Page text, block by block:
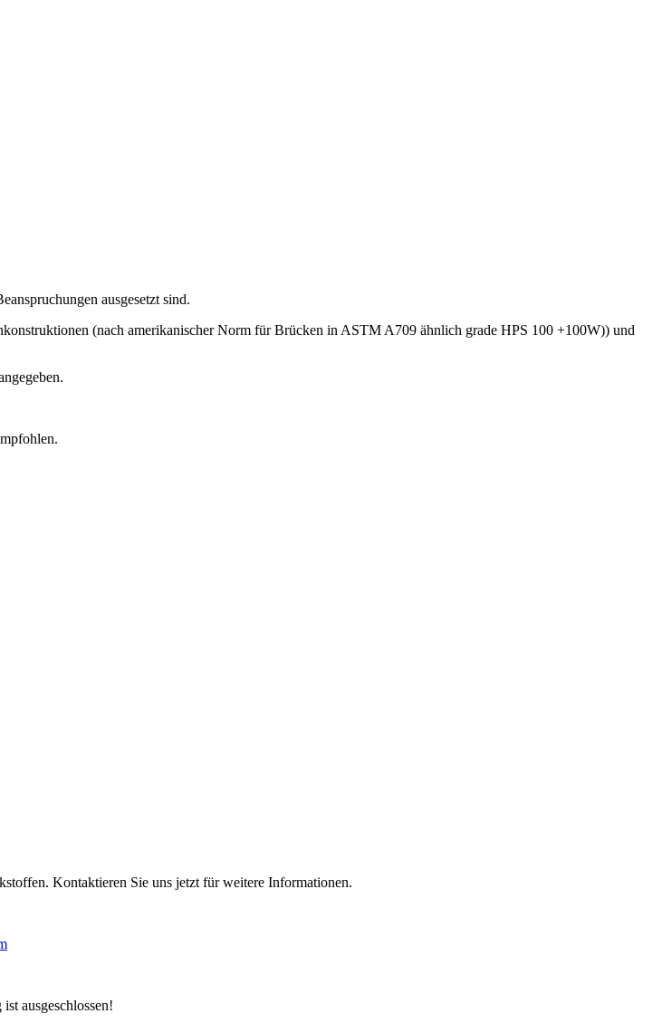
ausgesetzt sind.
(nach amerikanischer Norm für Brücken in ASTM A709 ähnlich grade HPS 100 +100W)) und
Kontaktieren Sie uns jetzt für weitere Informationen.
ausgeschlossen!